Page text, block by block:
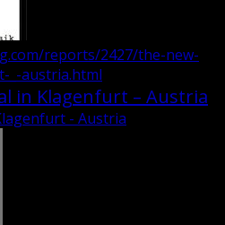
reports/2427/the-new-
_-austria.html
in Klagenfurt – Austria
- Austria